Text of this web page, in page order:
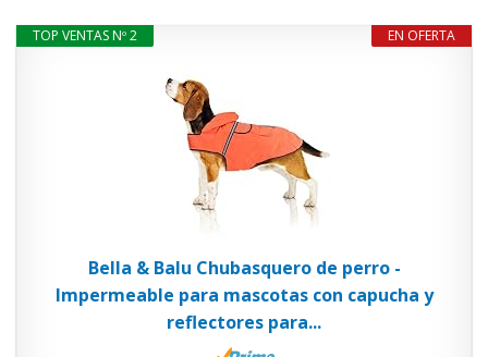
EN OFERTA
TOP VENTAS Nº 2
Bella & Balu Chubasquero de perro -
Impermeable para mascotas con capucha y
reflectores para...